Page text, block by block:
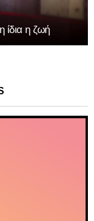
ίδια η ζωή